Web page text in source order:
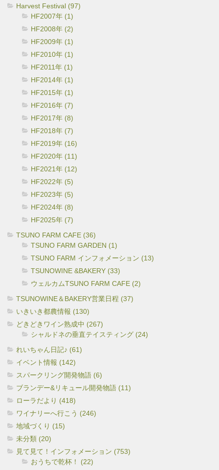
Harvest Festival (97)
HF2007年 (1)
HF2008年 (2)
HF2009年 (1)
HF2010年 (1)
HF2011年 (1)
HF2014年 (1)
HF2015年 (1)
HF2016年 (7)
HF2017年 (8)
HF2018年 (7)
HF2019年 (16)
HF2020年 (11)
HF2021年 (12)
HF2022年 (5)
HF2023年 (5)
HF2024年 (8)
HF2025年 (7)
TSUNO FARM CAFE (36)
TSUNO FARM GARDEN (1)
TSUNO FARM インフォメーション (13)
TSUNOWINE &BAKERY (33)
ウェルカムTSUNO FARM CAFE (2)
TSUNOWINE＆BAKERY営業日程 (37)
いきいき都農情報 (130)
どきどきワイン熟成中 (267)
シャルドネの垂直テイスティング (24)
れいちゃん日記♪ (61)
イベント情報 (142)
スパークリング開発物語 (6)
ブランデー&リキュール開発物語 (11)
ローラだより (418)
ワイナリーへ行こう (246)
地域づくり (15)
未分類 (20)
見て見て！インフォメーション (753)
おうちで乾杯！ (22)